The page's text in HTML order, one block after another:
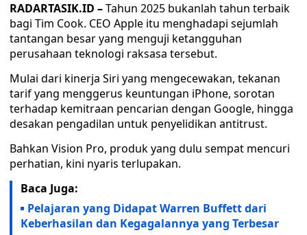
RADARTASIK.ID –Tahun 2025 bukanlah tahun terbaik
bagi Tim Cook. CEO Apple itu menghadapi sejumlah
tantangan besar yang menguji ketangguhan
perusahaan teknologi raksasa tersebut.
Mulai dari kinerja Siri yang mengecewakan, tekanan
tarif yang menggerus keuntungan iPhone, sorotan
terhadap kemitraan pencarian dengan Google, hingga
desakan pengadilan untuk penyelidikan antitrust.
Bahkan Vision Pro, produk yang dulu sempat mencuri
perhatian, kini nyaris terlupakan.
Baca Juga:
Pelajaran yang Didapat Warren Buffett dari
Keberhasilan dan Kegagalannya yang Terbesar